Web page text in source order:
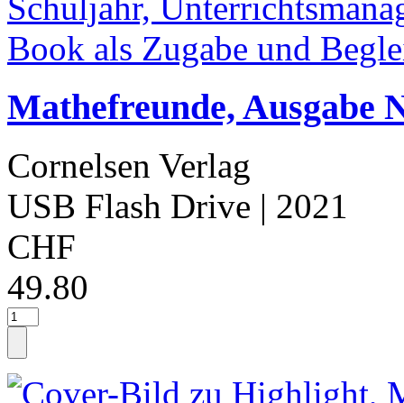
Mathefreunde, Ausgabe
Cornelsen Verlag
USB Flash Drive | 2021
CHF
49.80